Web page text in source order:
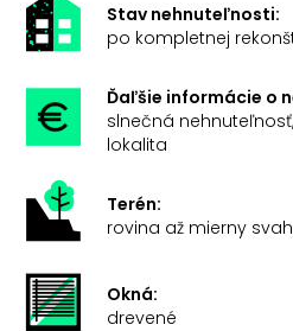
Stav nehnuteľnosti:
po kompletnej
Ďaľšie informácie o
slnečná
lokalita
Terén:
rovina až mierny svah
Okná:
drevené